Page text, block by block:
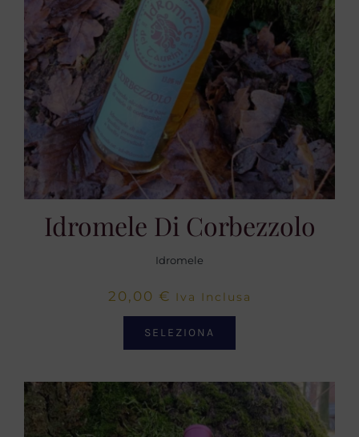
Idromele Di Corbezzolo
Idromele
20,00 € Iva Inclusa
SELEZIONA